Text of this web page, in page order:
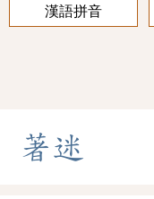
漢語拼音
著迷